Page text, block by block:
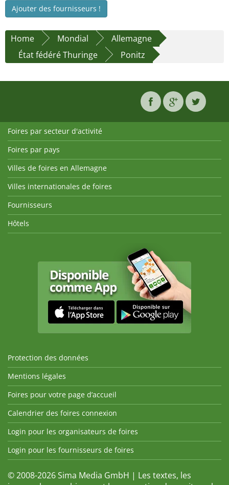
Ajouter des fournisseurs !
Home Mondial
Allemagne
État fédéré Thuringe
Ponitz
Foires par secteur d'activité
Foires par pays
Villes de foires en Allemagne
Villes internationales de foires
Fournisseurs
Hôtels
Protection des données
Mentions légales
Foires pour votre page d’accueil
Calendrier des foires connexion
Login pour les organisateurs de foires
Login pour les fournisseurs de foires
© 2008-2026 Sima Media GmbH | Les textes, les